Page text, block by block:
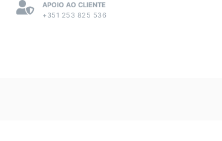
APOIO AO CLIENTE
+351 253 825 536